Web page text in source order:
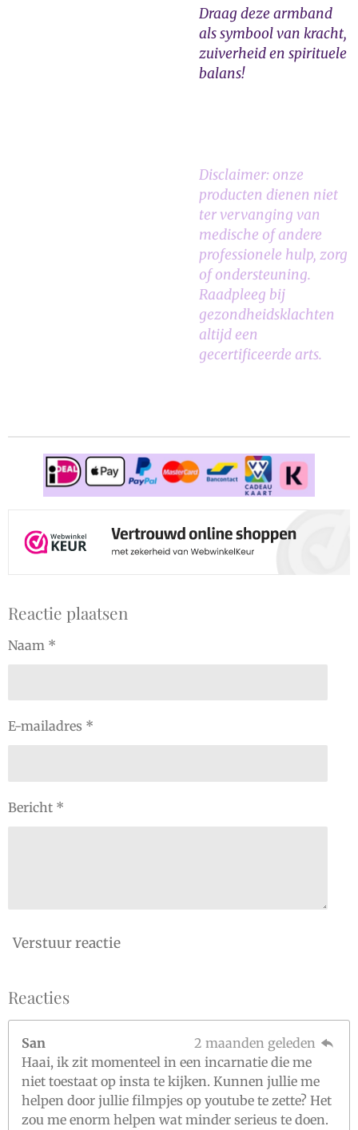
Draag deze armband
als symbool van kracht,
zuiverheid en spirituele
balans!
Disclaimer: onze
producten dienen niet
ter vervanging van
medische of andere
professionele hulp, zorg
of ondersteuning.
Raadpleeg bij
gezondheidsklachten
altijd een
gecertificeerde arts.
Reactie plaatsen
Naam *
E-mailadres *
Bericht *
Verstuur reactie
Reacties
San
2 maanden geleden
Haai, ik zit momenteel in een incarnatie die me
niet toestaat op insta te kijken. Kunnen jullie me
helpen door jullie filmpjes op youtube te zette? Het
zou me enorm helpen wat minder serieus te doen.